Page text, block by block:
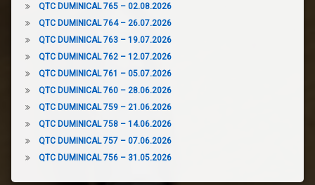
QTC DUMINICAL 765 – 02.08.2026
QTC DUMINICAL 764 – 26.07.2026
QTC DUMINICAL 763 – 19.07.2026
QTC DUMINICAL 762 – 12.07.2026
QTC DUMINICAL 761 – 05.07.2026
QTC DUMINICAL 760 – 28.06.2026
QTC DUMINICAL 759 – 21.06.2026
QTC DUMINICAL 758 – 14.06.2026
QTC DUMINICAL 757 – 07.06.2026
QTC DUMINICAL 756 – 31.05.2026